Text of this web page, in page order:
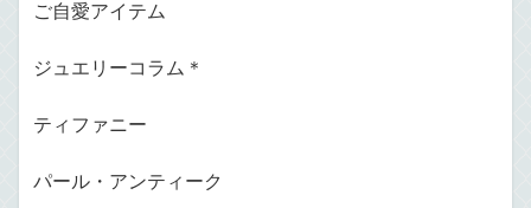
ご自愛アイテム
ジュエリーコラム＊
ティファニー
パール・アンティーク